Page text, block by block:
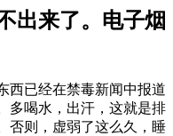
出来了。电子烟
西已经在禁毒新闻中报道
多喝水，出汗，这就是排
否则，虚弱了这么久，睡